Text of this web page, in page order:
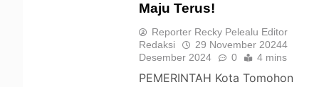
Maju Terus!
Reporter Recky Pelealu Editor
Redaksi
29 November 20244
Desember 2024
0 4 mins
PEMERINTAH Kota Tomohon